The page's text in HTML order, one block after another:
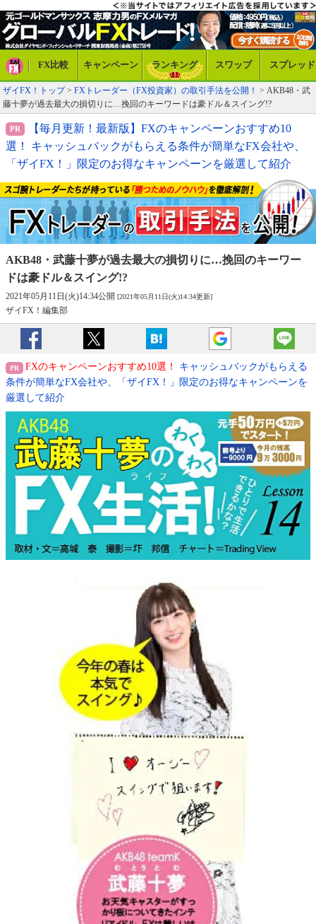
FX比較 キャンペーン ランキング スワップ スプレッド
ザイFX！トップ> FXトレーダー（FX投資家）の取引手法を公開！ > AKB48・武
藤十夢が過去最大の損切りに…挽回のキーワードは豪ドル＆スイング!?
【毎月更新！最新版】FXのキャンペーンおすすめ10
選！ キャッシュバックがもらえる条件が簡単なFX会社や、
「ザイFX！」限定のお得なキャンペーンを厳選して紹介
AKB48・武藤十夢が過去最大の損切りに…挽回のキーワー
ドは豪ドル＆スイング!?
2021年05月11日(火)14:34公開 [2021年05月11日(火)14:34更新]
ザイFX！編集部
FXのキャンペーンおすすめ10選！
キャッシュバックがもらえる
条件が簡単なFX会社や、「ザイFX！」限定のお得なキャンペーンを
厳選して紹介